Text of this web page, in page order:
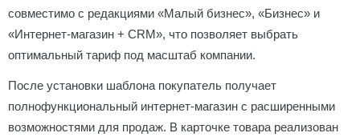
совместимо с редакциями «Малый бизнес», «Бизнес» и
«Интернет-магазин + CRM», что позволяет выбрать
оптимальный тариф под масштаб компании.
После установки шаблона покупатель получает
полнофункциональный интернет-магазин с расширенными
возможностями для продаж. В карточке товара реализован